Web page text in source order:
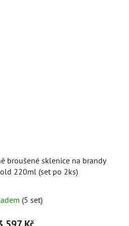
broušené sklenice na brandy
220ml (set po 2ks)
(5 set)